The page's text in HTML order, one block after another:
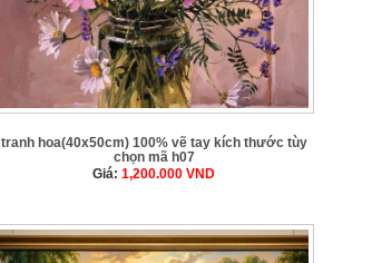
tranh hoa(40x50cm) 100% vẽ tay kích thước tùy
chọn mã h07
Giá:1,200.000VND